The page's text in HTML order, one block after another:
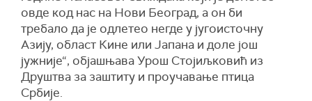
овде код нас на Нови Београд, а он би
требало да је одлетео негде у југоисточну
Азију, област Кине или Јапана и доле још
јужније“, објашњава Урош Стојиљковић из
Друштва за заштиту и проучавање птица
Србије.